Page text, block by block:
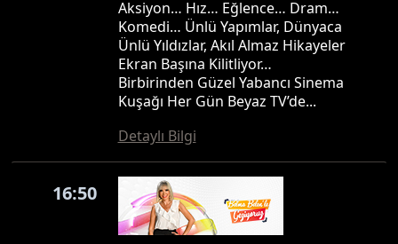
Aksiyon… Hız… Eğlence… Dram…
Komedi… Ünlü Yapımlar, Dünyaca
Ünlü Yıldızlar, Akıl Almaz Hikayeler
Ekran Başına Kilitliyor…
Birbirinden Güzel Yabancı Sinema
Kuşağı Her Gün Beyaz TV’de...
Detaylı Bilgi
16:50